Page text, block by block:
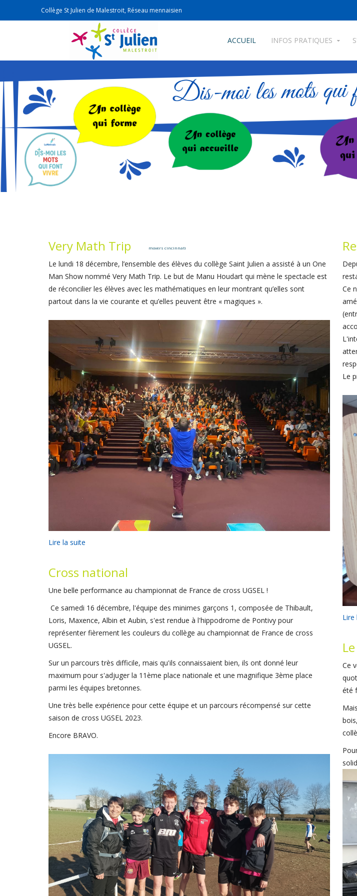
Collège St Julien de Malestroit, Réseau mennaisien
movers cincinnati
ACCUEIL INFOS PRATIQUES
Very Math Trip
Le lundi 18 décembre, l’ensemble des élèves du collège Saint Julien a assisté à un One
Man Show nommé Very Math Trip. Le but de Manu Houdart qui mène le spectacle est
de réconcilier les élèves avec les mathématiques en leur montrant qu’elles sont
partout dans la vie courante et qu’elles peuvent être « magiques ».
Lire la suite
Cross national
Une belle performance au championnat de France de cross UGSEL !
Ce samedi 16 décembre, l'équipe des minimes garçons 1, composée de Thibault,
Loris, Maxence, Albin et Aubin, s'est rendue à l'hippodrome de Pontivy pour
représenter fièrement les couleurs du collège au championnat de France de cross
UGSEL.
Sur un parcours très difficile, mais qu'ils connaissaient bien, ils ont donné leur
maximum pour s'adjuger la 11ème place nationale et une magnifique 3ème place
parmi les équipes bretonnes.
Une très belle expérience pour cette équipe et un parcours récompensé sur cette
saison de cross UGSEL 2023.
Encore BRAVO.
Ce
Le
Lire
Ce
été